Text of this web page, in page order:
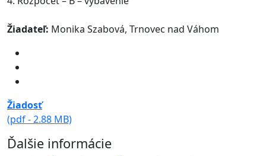
Žiadateľ: Monika Szabová, Trnovec nad Váhom
Žiadosť
(pdf - 2.88 MB)
Ďalšie informácie